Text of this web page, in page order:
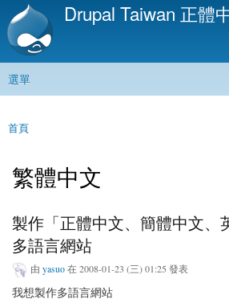
移
內
Drupal Taiwan 正體
主選單
選單
您在這裡
首頁
繁體中文
製作「正體中文、簡體中文、
多語言網站
由 yasuo在 2008-01-23 (三) 01:25 發表
我想製作多語言網站